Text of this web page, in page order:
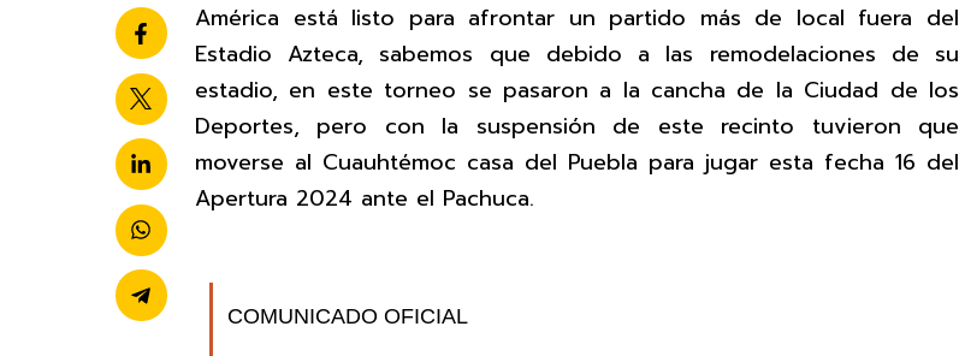
América está listo para afrontar un partido más de local fuera del
Estadio Azteca, sabemos que debido a las remodelaciones de su
estadio, en este torneo se pasaron a la cancha de la Ciudad de los
Deportes, pero con la suspensión de este recinto tuvieron que
moverse al Cuauhtémoc casa del Puebla para jugar esta fecha 16 del
Apertura 2024 ante el Pachuca.
COMUNICADO OFICIAL